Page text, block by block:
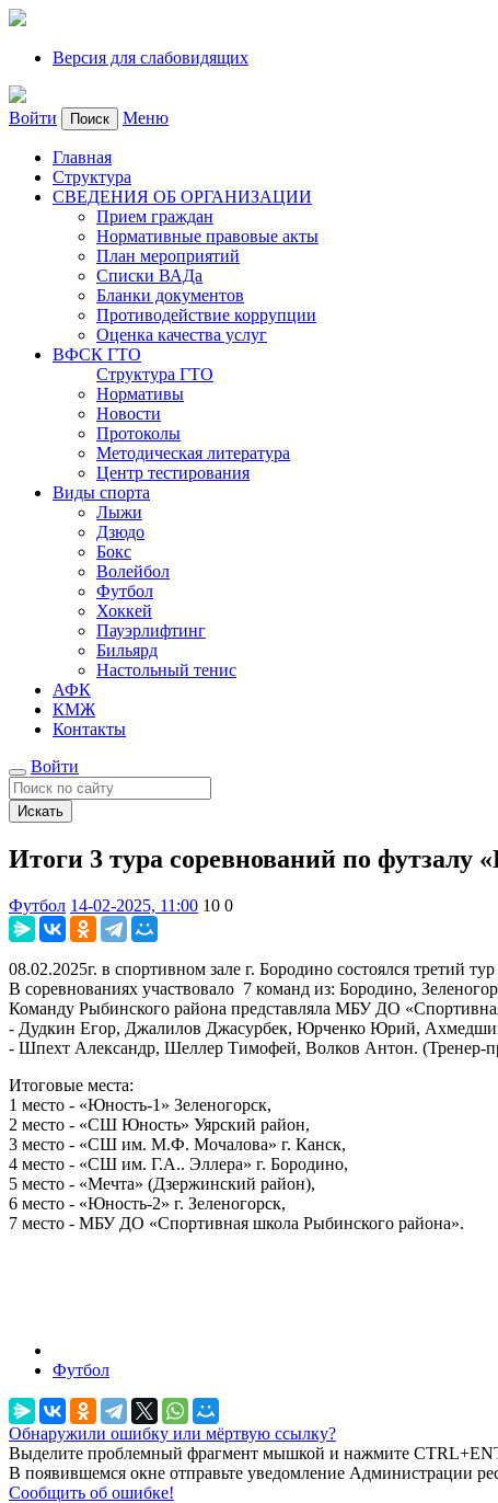
Версия для слабовидящих
Войти Поиск Меню
Главная
Структура
СВЕДЕНИЯ ОБ ОРГАНИЗАЦИИ
Прием граждан
Нормативные правовые акты
План мероприятий
Списки ВАДа
Бланки документов
Противодействие коррупции
Оценка качества услуг
ВФСК ГТО
Структура ГТО
Нормативы
Новости
Протоколы
Методическая литература
Центр тестирования
Виды спорта
Лыжи
Дзюдо
Бокс
Волейбол
Футбол
Хоккей
Пауэрлифтинг
Бильярд
Настольный тенис
АФК
КМЖ
Контакты
Войти
Искать
Итоги 3 тура соревнований по футзалу
Футбол 14-02-2025, 11:00 10 0
08.02.2025г. в спортивном зале г. Бородино состоялся третий
В соревнованиях участвовало 7 команд из: Бородино,
Команду Рыбинского района представляла МБУ ДО
- Дудкин Егор, Джалилов Джасурбек, Юрченко Юрий,
- Шпехт Александр, Шеллер Тимофей, Волков Антон. (Тренер-
Итоговые места:
1 место - «Юность-1» Зеленогорск,
2 место - «СШ Юность» Уярский район,
3 место - «СШ им. М.Ф. Мочалова» г. Канск,
4 место - «СШ им. Г.А.. Эллера» г. Бородино,
5 место - «Мечта» (Дзержинский район),
6 место - «Юность-2» г. Зеленогорск,
7 место - МБУ ДО «Спортивная школа Рыбинского района».
Футбол
Обнаружили ошибку или мёртвую ссылку?
Выделите проблемный фрагмент мышкой и нажмите
В появившемся окне отправьте уведомление Администрации
Сообщить об ошибке!